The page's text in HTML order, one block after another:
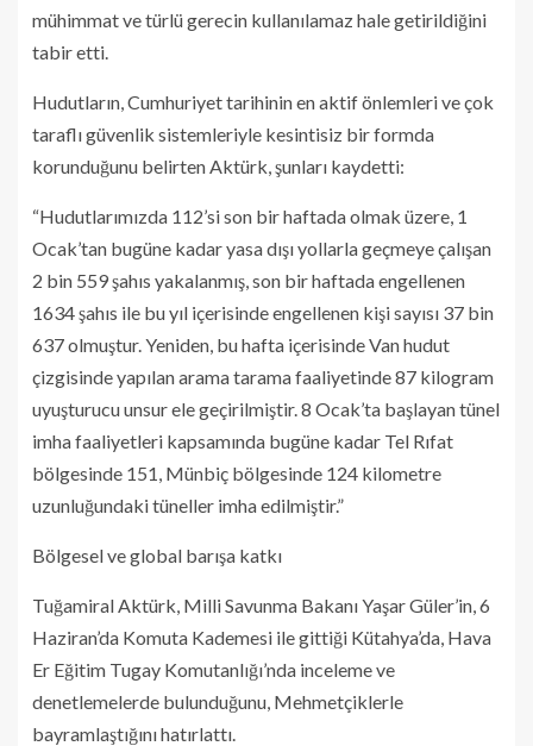
mühimmat ve türlü gerecin kullanılamaz hale getirildiğini
tabir etti.
Hudutların, Cumhuriyet tarihinin en aktif önlemleri ve çok
taraflı güvenlik sistemleriyle kesintisiz bir formda
korunduğunu belirten Aktürk, şunları kaydetti:
“Hudutlarımızda 112’si son bir haftada olmak üzere, 1
Ocak’tan bugüne kadar yasa dışı yollarla geçmeye çalışan
2 bin 559 şahıs yakalanmış, son bir haftada engellenen
1634 şahıs ile bu yıl içerisinde engellenen kişi sayısı 37 bin
637 olmuştur. Yeniden, bu hafta içerisinde Van hudut
çizgisinde yapılan arama tarama faaliyetinde 87 kilogram
uyuşturucu unsur ele geçirilmiştir. 8 Ocak’ta başlayan tünel
imha faaliyetleri kapsamında bugüne kadar Tel Rıfat
bölgesinde 151, Münbiç bölgesinde 124 kilometre
uzunluğundaki tüneller imha edilmiştir.”
Bölgesel ve global barışa katkı
Tuğamiral Aktürk, Milli Savunma Bakanı Yaşar Güler’in, 6
Haziran’da Komuta Kademesi ile gittiği Kütahya’da, Hava
Er Eğitim Tugay Komutanlığı’nda inceleme ve
denetlemelerde bulunduğunu, Mehmetçiklerle
bayramlaştığını hatırlattı.